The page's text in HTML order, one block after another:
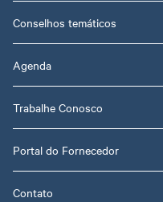
Conselhos temáticos
Agenda
Trabalhe Conosco
Portal do Fornecedor
Contato